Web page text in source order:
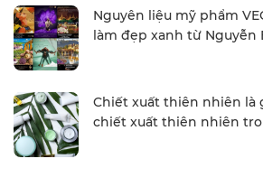
Nguyên liệu mỹ phẩm
làm đẹp xanh từ Nguyễn
Chiết xuất thiên nhiên là
chiết xuất thiên nhiên